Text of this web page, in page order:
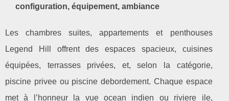
configuration, équipement, ambiance
Les chambres suites, appartements et penthouses
Legend Hill offrent des espaces spacieux, cuisines
équipées, terrasses privées, et, selon la catégorie,
piscine privee ou piscine debordement. Chaque espace
met à l’honneur la vue ocean indien ou riviere ile,